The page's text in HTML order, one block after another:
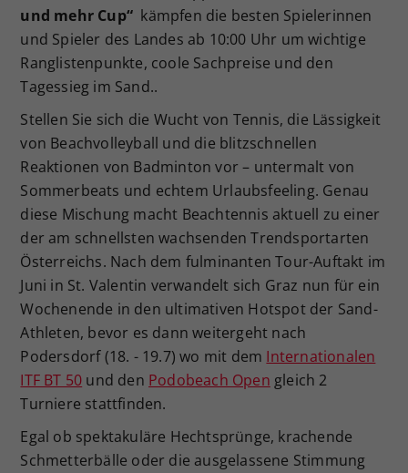
und mehr Cup“ kämpfen die besten Spielerinnen
und Spieler des Landes ab 10:00 Uhr um wichtige
Ranglistenpunkte, coole Sachpreise und den
Tagessieg im Sand..
Stellen Sie sich die Wucht von Tennis, die Lässigkeit
von Beachvolleyball und die blitzschnellen
Reaktionen von Badminton vor – untermalt von
Sommerbeats und echtem Urlaubsfeeling. Genau
diese Mischung macht Beachtennis aktuell zu einer
der am schnellsten wachsenden Trendsportarten
Österreichs. Nach dem fulminanten Tour-Auftakt im
Juni in St. Valentin verwandelt sich Graz nun für ein
Wochenende in den ultimativen Hotspot der Sand-
Athleten, bevor es dann weitergeht nach
Podersdorf (18. - 19.7) wo mit dem Internationalen
ITF BT 50 und den Podobeach Open gleich 2
Turniere stattfinden.
Egal ob spektakuläre Hechtsprünge, krachende
Schmetterbälle oder die ausgelassene Stimmung
Zweck
Dieser Wert speichert Ihre Consent-
Einstellungen. Unter anderem eine
zufällig generierte ID, für die
historische Speicherung Ihrer
Webseiten-Betreiber dies eingestellt
hat.